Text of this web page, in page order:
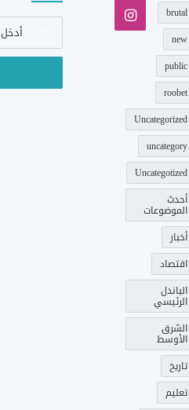
brutal
new
public
roobet
Uncategorized
uncategory
Uncategotized
أحدث
الموضوعات
أخبار
اقتصاد
الباندل
الرئيسي
الشرق
الأوسط
تاريخ
تعليم
انستقرام
أدخل
الإلكتروني